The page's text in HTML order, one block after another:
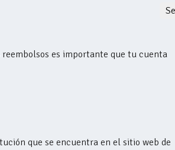
es importante que tu cuenta
que se encuentra en el sitio web de